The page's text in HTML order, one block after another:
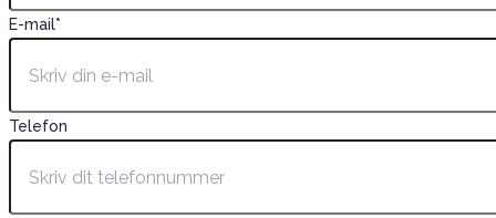
E-mail*
Telefon